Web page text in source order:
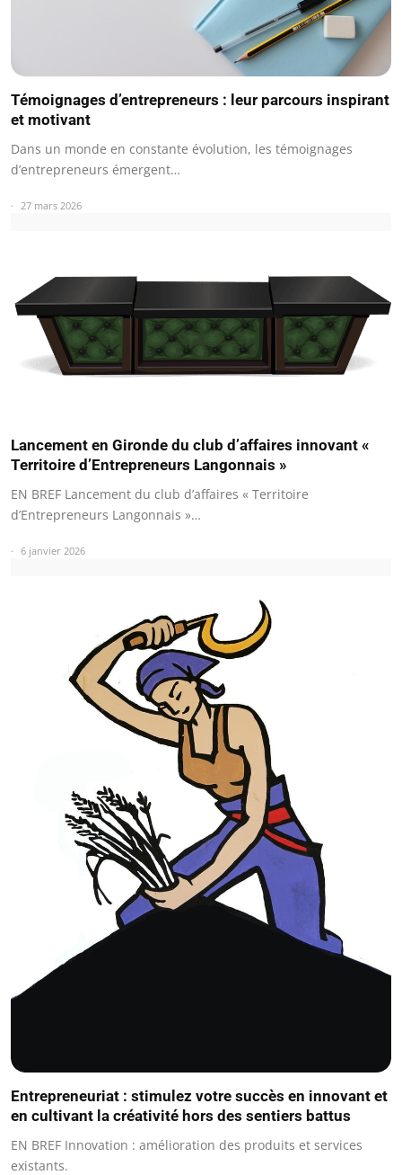
Témoignages d’entrepreneurs : leur parcours inspirant
et motivant
Dans un monde en constante évolution, les témoignages
d’entrepreneurs émergent…
27 mars 2026
Lancement en Gironde du club d’affaires innovant «
Territoire d’Entrepreneurs Langonnais »
EN BREF Lancement du club d’affaires « Territoire
d’Entrepreneurs Langonnais »…
6 janvier 2026
Entrepreneuriat : stimulez votre succès en innovant et
en cultivant la créativité hors des sentiers battus
EN BREF Innovation : amélioration des produits et services
existants.